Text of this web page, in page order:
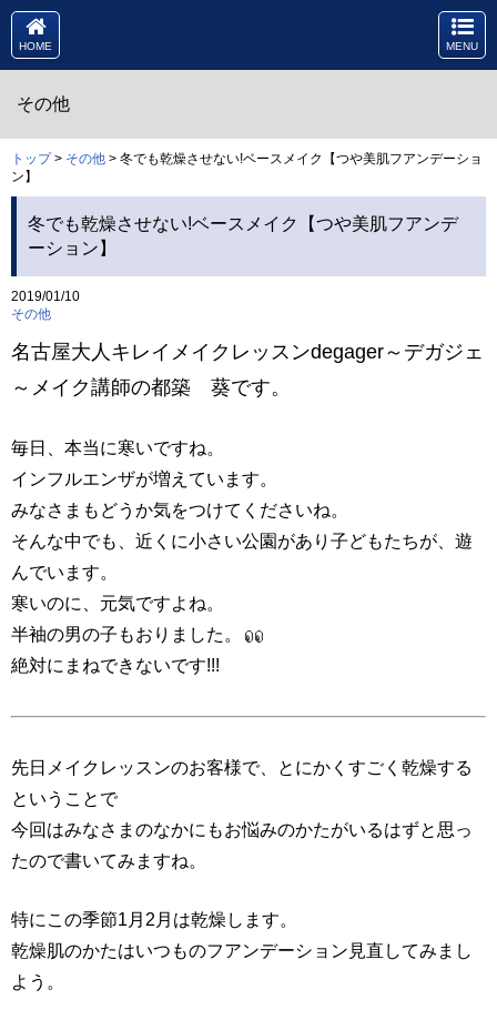
HOME MENU
その他
トップ> その他 > 冬でも乾燥させない!ベースメイク【つや美肌フアンデーショ
ン】
冬でも乾燥させない!ベースメイク【つや美肌フアンデ
ーション】
2019/01/10
その他
名古屋大人キレイメイクレッスンdegager～デガジェ
～メイク講師の都築 葵です。
毎日、本当に寒いですね。
インフルエンザが増えています。
みなさまもどうか気をつけてくださいね。
そんな中でも、近くに小さい公園があり子どもたちが、遊
んでいます。
寒いのに、元気ですよね。
半袖の男の子もおりました。
絶対にまねできないです!!!
先日メイクレッスンのお客様で、とにかくすごく乾燥する
ということで
今回はみなさまのなかにもお悩みのかたがいるはずと思っ
たので書いてみますね。
特にこの季節1月2月は乾燥します。
乾燥肌のかたはいつものフアンデーション見直してみまし
よう。